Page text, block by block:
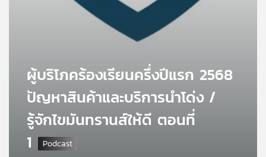
แผนที่
เครือ
ผู้บริโภคร้องเรียนครึ่งปีแรก 2568
ปัญหาสินค้าและบริการนำโด่ง /
รู้จักไขมันทรานส์ให้ดี ตอนที่
1